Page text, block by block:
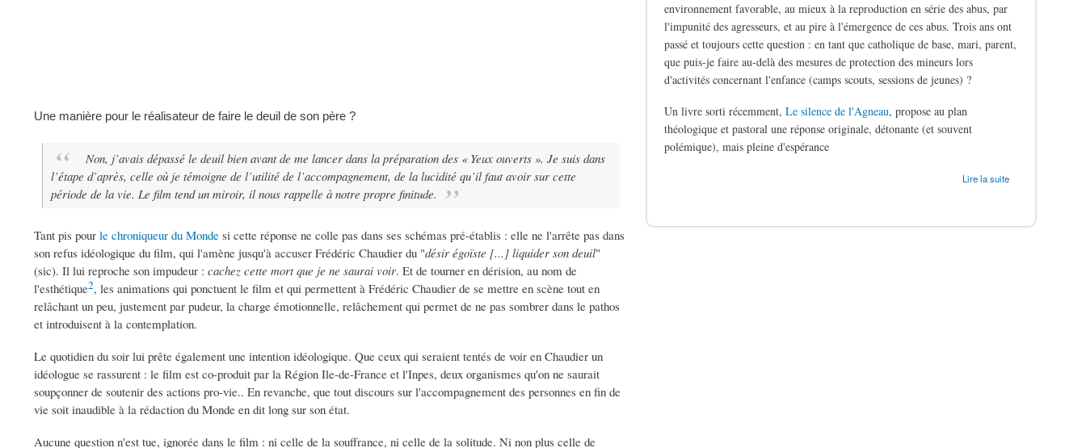
Une manière pour le réalisateur de faire le deuil de son père ?
Non, j’avais dépassé le deuil bien avant de me lancer dans la préparation des « Yeux ouverts ». Je suis dans
l’étape d’après, celle où je témoigne de l’utilité de l’accompagnement, de la lucidité qu’il faut avoir sur cette
période de la vie. Le film tend un miroir, il nous rappelle à notre propre finitude.
Tant pis pour le chroniqueur du Monde si cette réponse ne colle pas dans ses schémas pré-établis : elle ne l'arrête pas dans
son refus idéologique du film, qui l'amène jusqu'à accuser Frédéric Chaudier du "désir égoïste [...] liquider son deuil"
(sic). Il lui reproche son impudeur : cachez cette mort que je ne saurai voir. Et de tourner en dérision, au nom de
l'esthétique2, les animations qui ponctuent le film et qui permettent à Frédéric Chaudier de se mettre en scène tout en
relâchant un peu, justement par pudeur, la charge émotionnelle, relâchement qui permet de ne pas sombrer dans le pathos
et introduisent à la contemplation.
Le quotidien du soir lui prête également une intention idéologique. Que ceux qui seraient tentés de voir en Chaudier un
idéologue se rassurent : le film est co-produit par la Région Ile-de-France et l'Inpes, deux organismes qu'on ne saurait
soupçonner de soutenir des actions pro-vie.. En revanche, que tout discours sur l'accompagnement des personnes en fin de
vie soit inaudible à la rédaction du Monde en dit long sur son état.
Aucune question n'est tue, ignorée dans le film : ni celle de la souffrance, ni celle de la solitude. Ni non plus celle de
environnement favorable, au mieux à la reproduction en série des abus, par
l'impunité des agresseurs, et au pire à l'émergence de ces abus. Trois ans ont
passé et toujours cette question : en tant que catholique de base, mari, parent,
que puis-je faire au-delà des mesures de protection des mineurs lors
d'activités concernant l'enfance (camps scouts, sessions de jeunes) ?
Un livre sorti récemment,Le silence de l'Agneau, propose au plan
théologique et pastoral une réponse originale, détonante (et souvent
polémique), mais pleine d'espérance
Lire la suite